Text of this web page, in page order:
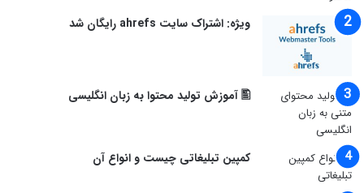
ویژه: اشتراک سایت ahrefs رایگان شد
🖺 آموزش تولید محتوا به زبان انگلیسی
کمپین تبلیغاتی چیست و انواع آن